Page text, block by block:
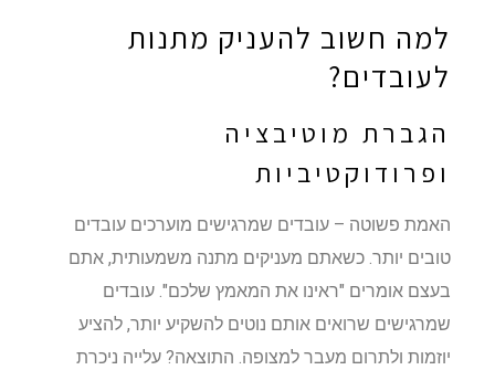
למה חשוב להעניק מתנות
לעובדים?
הגברת מוטיבציה
ופרודוקטיביות
האמת פשוטה – עובדים שמרגישים מוערכים עובדים
טובים יותר. כשאתם מעניקים מתנה משמעותית, אתם
בעצם אומרים "ראינו את המאמץ שלכם". עובדים
שמרגישים שרואים אותם נוטים להשקיע יותר, להציע
יוזמות ולתרום מעבר למצופה. התוצאה? עלייה ניכרת